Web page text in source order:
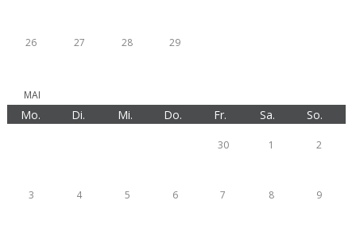
26 27 28 29
MAI
Mo. Di. Mi. Do. Fr. Sa. So.
30 1 2
3 4 5 6 7 8 9